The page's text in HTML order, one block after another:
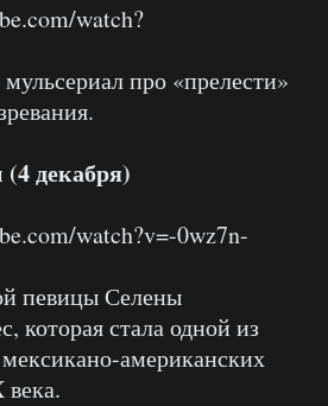
watch?
про «прелести»
(4 декабря)
watch?v=-0wz7n-
певицы Селены
которая стала одной из
американских